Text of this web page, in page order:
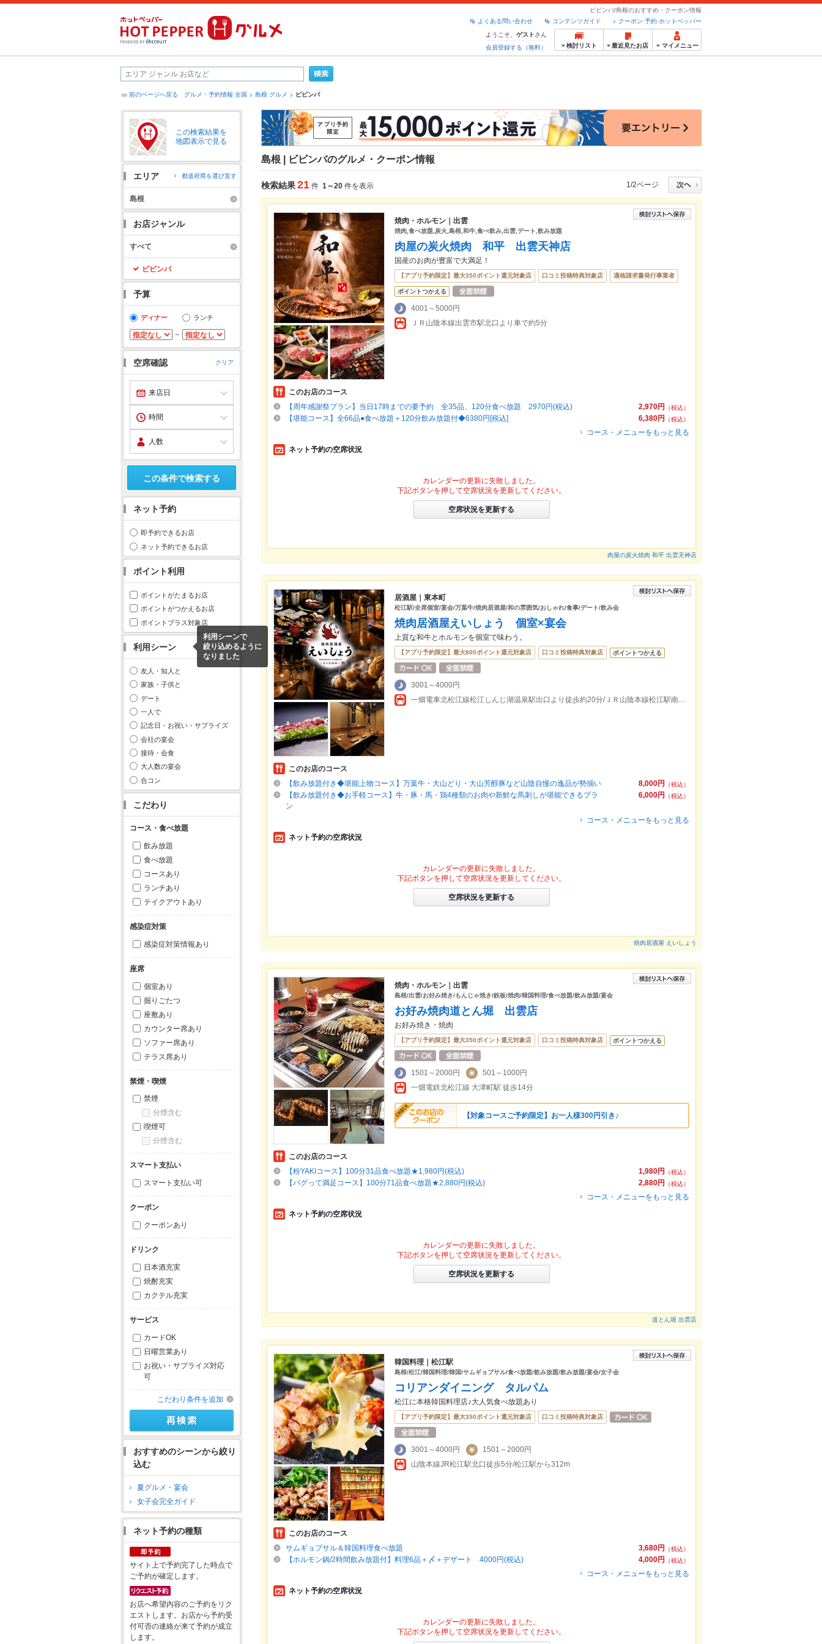
ビビンバ/島根のおすすめ・クーポン情報
クーポン 予約 ホットペッパー
コンテンツガイド
よくある問い合わせ
ようこそ、 ゲスト さん
会員登録する（無料）
検討リスト 最近見たお店 マイメニュー
前のページへ戻る グルメ・予約情報 全国 島根 グルメ ビビンバ
この検索結果を
地図表示で見る
エリア 都道府県を選び直す
島根
お店ジャンル
すべて
ビビンバ
予算
ディナー ランチ
～
空席確認 クリア
この条件で検索する
ネット予約
即予約できるお店
ネット予約できるお店
ポイント利用
ポイントがたまるお店
ポイントがつかえるお店
ポイントプラス対象店
利用シーン
利用シーンで
絞り込めるように
なりました
友人・知人と
家族・子供と
デート
一人で
記念日・お祝い・サプライズ
会社の宴会
接待・会食
大人数の宴会
合コン
こだわり
コース・食べ放題
飲み放題
食べ放題
コースあり
ランチあり
テイクアウトあり
感染症対策
感染症対策情報あり
座席
個室あり
掘りごたつ
座敷あり
カウンター席あり
ソファー席あり
テラス席あり
禁煙・喫煙
禁煙
分煙含む
喫煙可
分煙含む
スマート支払い
スマート支払い可
クーポン
クーポンあり
ドリンク
日本酒充実
焼酎充実
カクテル充実
サービス
カードOK
日曜営業あり
お祝い・サプライズ対応
可
こだわり条件を追加
おすすめのシーンから絞り
込む
夏グルメ・宴会
女子会完全ガイド
ネット予約の種類
サイト上で予約完了した時点で
ご予約が確定します。
お店へ希望内容のご予約をリク
エストします。お店から予約受
付可否の連絡が来て予約が成立
します。
島根 | ビビンバのグルメ・クーポン情報
検索結果21 件 1～20 件を表示 1/2ページ
焼肉・ホルモン｜出雲
焼肉,食べ放題,炭火,島根,和牛,食べ飲み,出雲,デート,飲み放題
肉屋の炭火焼肉 和平 出雲天神店
国産のお肉が豊富で大満足！
【アプリ予約限定】最大350ポイント還元対象店 口コミ投稿特典対象店 適格請求書発行事業者
ポイントつかえる
4001～5000円
ＪＲ山陰本線出雲市駅北口より車で約5分
このお店のコース
2,970円
（税込）
【周年感謝祭プラン】当日17時までの要予約 全35品、120分食べ放題 2970円(税込)
6,380円
（税込）
【堪能コース】全66品●食べ放題＋120分飲み放題付◆6380円[税込]
コース・メニューをもっと見る
ネット予約の空席状況
カレンダーの更新に失敗しました。
下記ボタンを押して空席状況を更新してください。
空席状況を更新する
肉屋の炭火焼肉 和平 出雲天神店
居酒屋｜東本町
松江駅/全席個室/宴会/万葉牛/焼肉居酒屋/和の雰囲気/おしゃれ/食事/デート/飲み会
焼肉居酒屋えいしょう 個室×宴会
上質な和牛とホルモンを個室で味わう。
【アプリ予約限定】最大800ポイント還元対象店 口コミ投稿特典対象店 ポイントつかえる
3001～4000円
一畑電車北松江線松江しんじ湖温泉駅出口より徒歩約20分/ＪＲ山陰本線松江駅南口より徒歩約22分
このお店のコース
8,000円
（税込）
【飲み放題付き◆堪能上物コース】万葉牛・大山どり・大山芳醇豚など山陰自慢の逸品が勢揃い
6,000円
（税込）
【飲み放題付き◆お手軽コース】牛・豚・馬・鶏4種類のお肉や新鮮な馬刺しが堪能できるプラ
ン
コース・メニューをもっと見る
ネット予約の空席状況
カレンダーの更新に失敗しました。
下記ボタンを押して空席状況を更新してください。
空席状況を更新する
焼肉居酒屋 えいしょう
焼肉・ホルモン｜出雲
島根/出雲/お好み焼き/もんじゃ焼き/鉄板/焼肉/韓国料理/食べ放題/飲み放題/宴会
お好み焼肉道とん堀 出雲店
お好み焼き・焼肉
【アプリ予約限定】最大350ポイント還元対象店 口コミ投稿特典対象店 ポイントつかえる
1501～2000円
501～1000円
一畑電鉄北松江線 大津町駅 徒歩14分
【対象コースご予約限定】お一人様300円引き♪
このお店のコース
1,980円
（税込）
【粉YAKIコース】100分31品食べ放題★1,980円(税込)
2,880円
（税込）
【バグって満足コース】100分71品食べ放題★2,880円(税込)
コース・メニューをもっと見る
ネット予約の空席状況
カレンダーの更新に失敗しました。
下記ボタンを押して空席状況を更新してください。
空席状況を更新する
道とん堀 出雲店
韓国料理｜松江駅
島根/松江/韓国料理/韓国/サムギョプサル/食べ放題/飲み放題/飲み放題/宴会/女子会
コリアンダイニング タルパム
松江に本格韓国料理店♪大人気食べ放題あり
【アプリ予約限定】最大350ポイント還元対象店 口コミ投稿特典対象店
3001～4000円
1501～2000円
山陰本線JR松江駅北口徒歩5分/松江駅から312m
このお店のコース
3,680円
（税込）
サムギョプサル＆韓国料理食べ放題
4,000円
（税込）
【ホルモン鍋/2時間飲み放題付】料理6品＋〆＋デザート 4000円(税込)
コース・メニューをもっと見る
ネット予約の空席状況
カレンダーの更新に失敗しました。
下記ボタンを押して空席状況を更新してください。